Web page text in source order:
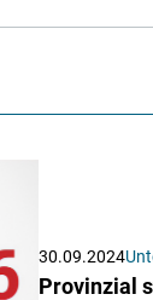
30.09.2024
Provinzial